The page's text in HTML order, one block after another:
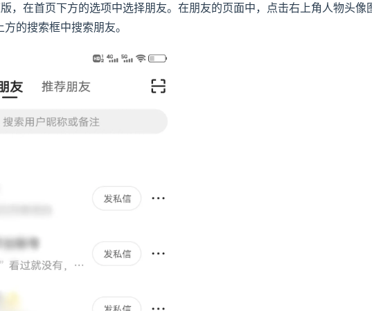
，在首页下方的选项中选择朋友。在朋友的页面中，点击右上角人物头像
的搜索框中搜索朋友。